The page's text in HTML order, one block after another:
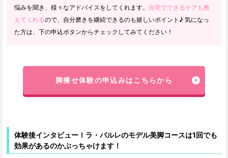
悩みを聞き、様々なアドバイスをしてくれます。 自宅でできるケアも教
えてくれるので、自分磨きを継続できるのも嬉しいポイント♪ 気になっ
た方は、下の申込ボタンからチェックしてみてください！
脚痩せ体験の申込みはこちらから
体験後インタビュー！ラ・パルレのモデル美脚コースは1回でも
効果があるのかぶっちゃけます！